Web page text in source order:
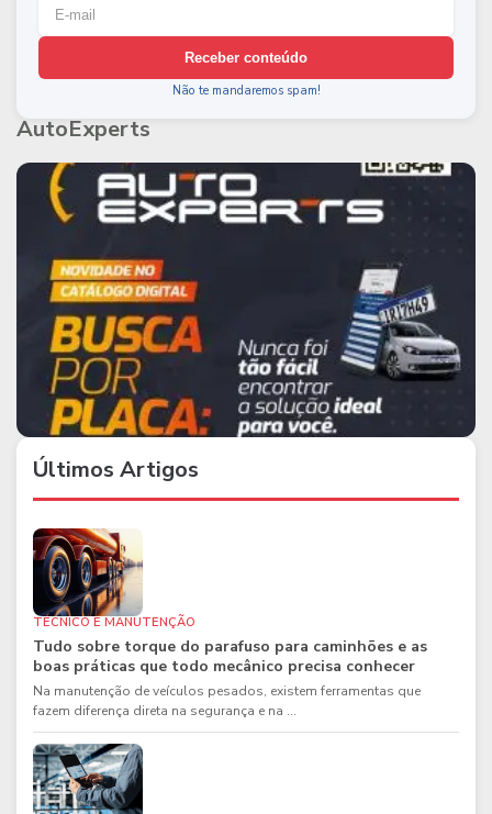
Receber conteúdo
Não te mandaremos spam!
AutoExperts
Últimos Artigos
TÉCNICO E MANUTENÇÃO
Tudo sobre torque do parafuso para caminhões e as
boas práticas que todo mecânico precisa conhecer
Na manutenção de veículos pesados, existem ferramentas que
fazem diferença direta na segurança e na ...